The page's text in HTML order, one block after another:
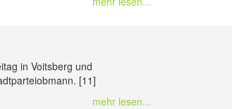
in Voitsberg und
[11]
mehr lesen...